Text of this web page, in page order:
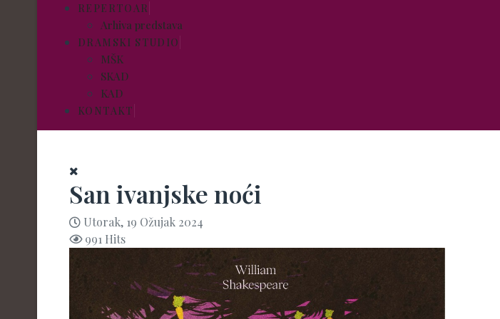
REPERTOAR
Arhiva predstava
DRAMSKI STUDIO
MŠK
SKAD
KAD
KONTAKT
San ivanjske noći
Utorak, 19 Ožujak 2024
991 Hits